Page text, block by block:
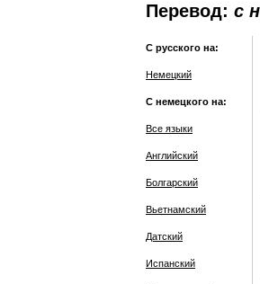
Перевод: с
С русского на:
Немецкий
С немецкого на:
Все языки
Английский
Болгарский
Вьетнамский
Датский
Испанский